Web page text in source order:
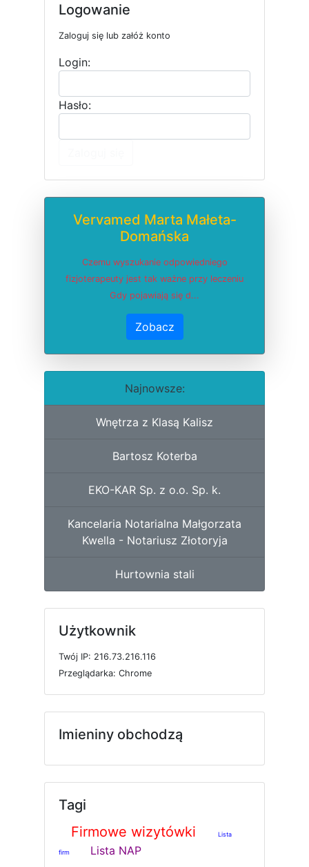
Logowanie
Zaloguj się lub załóż konto
Login:
Hasło:
Vervamed Marta Małeta-
Domańska
Czemu wyszukanie odpowiedniego
fizjoterapeuty jest tak ważne przy leczeniu
Gdy pojawiają się d...
Zobacz
Najnowsze:
Wnętrza z Klasą Kalisz
Bartosz Koterba
EKO-KAR Sp. z o.o. Sp. k.
Kancelaria Notarialna Małgorzata
Kwella - Notariusz Złotoryja
Hurtownia stali
Użytkownik
Twój IP: 216.73.216.116
Przeglądarka: Chrome
Imieniny obchodzą
Tagi
Firmowe wizytówki
Lista
firm Lista NAP